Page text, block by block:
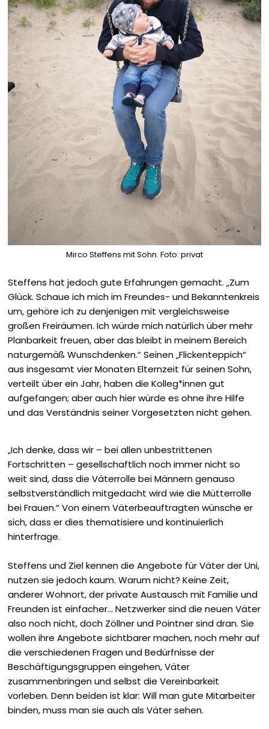
Mirco Steffens mit Sohn. Foto: privat
Steffens hat jedoch gute Erfahrungen gemacht. „Zum
Glück. Schaue ich mich im Freundes- und Bekanntenkreis
um, gehöre ich zu denjenigen mit vergleichsweise
großen Freiräumen. Ich würde mich natürlich über mehr
Planbarkeit freuen, aber das bleibt in meinem Bereich
natur­gemäß Wunschdenken.“ Seinen „Flickenteppich“
aus insgesamt vier ­Monaten Elternzeit für seinen Sohn,
verteilt über ein Jahr, haben die Kolleg*innen gut
aufgefangen; aber auch hier würde es ohne ihre Hilfe
und das Verständnis seiner Vorgesetzten nicht gehen.
„Ich denke, dass wir – bei allen ­unbestrittenen
Fortschritten – gesellschaftlich noch immer nicht so
weit sind, dass die Väterrolle bei Männern genauso
selbstverständlich mitgedacht wird wie die Mütterrolle
bei Frauen.“ Von einem Väterbeauftragten wünsche er
sich, dass er dies thematisiere und kontinuierlich
hinterfrage.
Steffens und Ziel kennen die Angebote für Väter der Uni,
nutzen sie jedoch kaum. Warum nicht? Keine Zeit,
anderer Wohnort, der private ­Austausch mit Familie und
Freunden ist ein­facher… Netzwerker sind die neuen Väter
also noch nicht, doch Zöllner und Pointner sind dran. Sie
wollen ihre Angebote sichtbarer machen, noch mehr auf
die verschiedenen Fragen und Bedürfnisse der
Beschäftigungsgruppen eingehen, Väter
zusammenbringen und selbst die Vereinbarkeit
vorleben. Denn beiden ist klar: Will man gute Mitarbeiter
binden, muss man sie auch als Väter sehen.